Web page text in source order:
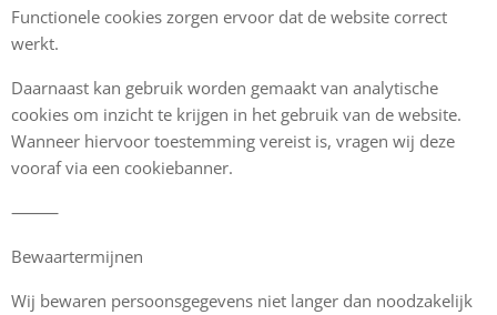
Functionele cookies zorgen ervoor dat de website correct
werkt.
Daarnaast kan gebruik worden gemaakt van analytische
cookies om inzicht te krijgen in het gebruik van de website.
Wanneer hiervoor toestemming vereist is, vragen wij deze
vooraf via een cookiebanner.
⸻
Bewaartermijnen
Wij bewaren persoonsgegevens niet langer dan noodzakelijk